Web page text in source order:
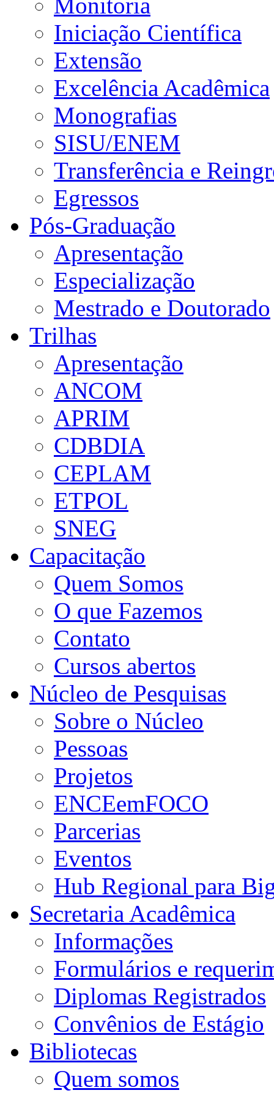
Iniciação Científica
Extensão
Excelência Acadêmica
Monografias
SISU/ENEM
Transferência e
Egressos
Pós-Graduação
Apresentação
Especialização
Mestrado e Doutorado
Trilhas
Apresentação
ANCOM
APRIM
CDBDIA
CEPLAM
ETPOL
SNEG
Capacitação
Quem Somos
O que Fazemos
Contato
Cursos abertos
Núcleo de Pesquisas
Sobre o Núcleo
Pessoas
Projetos
ENCEemFOCO
Parcerias
Eventos
Hub Regional para
Secretaria Acadêmica
Informações
Formulários e
Diplomas Registrados
Convênios de Estágio
Bibliotecas
Quem somos